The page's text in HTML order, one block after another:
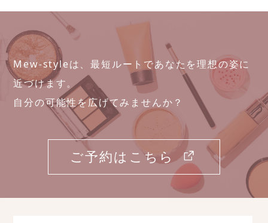
Mew-styleは、最短ルートであなたを理想の姿に
近づけます。
自分の可能性を広げてみませんか？
ご予約はこちら